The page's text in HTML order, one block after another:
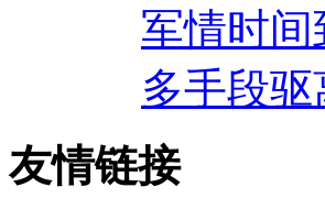
军情时
多手段
友情链接